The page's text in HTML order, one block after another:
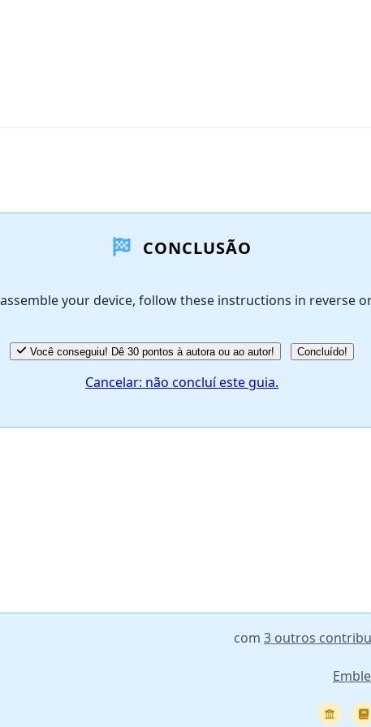
CONCLUSÃO
your device, follow these instructions in reverse
Você conseguiu! Dê 30 pontos à autora ou ao autor! Concluído!
Cancelar: não concluí este guia.
com 3 outros